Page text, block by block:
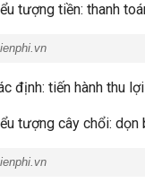
tượng tiền: thanh
định: tiến hành thu
tượng cây chổi: